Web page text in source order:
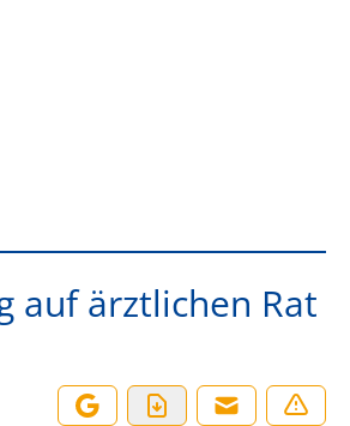
auf ärztlichen Rat